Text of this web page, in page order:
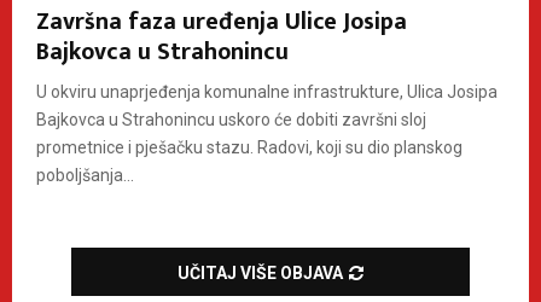
Završna faza uređenja Ulice Josipa
Bajkovca u Strahonincu
U okviru unaprjeđenja komunalne infrastrukture, Ulica Josipa
Bajkovca u Strahonincu uskoro će dobiti završni sloj
prometnice i pješačku stazu. Radovi, koji su dio planskog
poboljšanja...
UČITAJ VIŠE OBJAVA